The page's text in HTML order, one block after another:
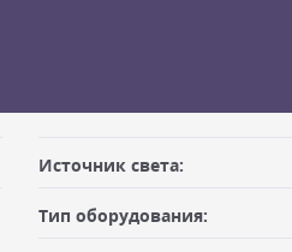
габаритами не более
Источник света:
Тип оборудования: